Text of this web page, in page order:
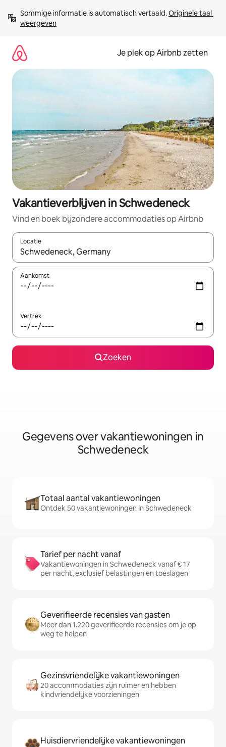
direct
naar
Sommige informatie is automatisch vertaald. Originele taal
weergeven
Je plek op Airbnb zetten
Vakantieverblijven in Schwedeneck
Vind en boek bijzondere accommodaties op Airbnb
Locatie
Wanneer er resultaten beschikbaar zijn, maak je een keuze
Aankomst
Vertrek
Zoeken
Gegevens over vakantiewoningen in
Schwedeneck
Totaal aantal vakantiewoningen
Ontdek 50 vakantiewoningen in Schwedeneck
Tarief per nacht vanaf
Vakantiewoningen in Schwedeneck vanaf € 17
per nacht, exclusief belastingen en toeslagen
Geverifieerde recensies van gasten
Meer dan 1.220 geverifieerde recensies om je op
weg te helpen
Gezinsvriendelijke vakantiewoningen
20 accommodaties zijn ruimer en hebben
kindvriendelijke voorzieningen
Huisdiervriendelijke vakantiewoningen